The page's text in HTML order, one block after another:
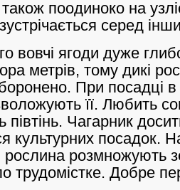
поодиноко на
серед
вовчі ягоди дуже
метрів, тому дикі
При посадці
її. Любить
Чагарник
культурних посадок.
розмножують
Добре